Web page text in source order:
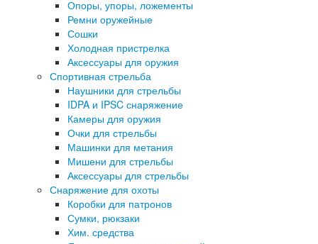
Опоры, упоры, ложементы
Ремни оружейные
Сошки
Холодная пристрелка
Аксессуары для оружия
Спортивная стрельба
Наушники для стрельбы
IDPA и IPSC снаряжение
Камеры для оружия
Очки для стрельбы
Машинки для метания
Мишени для стрельбы
Аксессуары для стрельбы
Снаряжение для охоты
Коробки для патронов
Сумки, рюкзаки
Хим. средства